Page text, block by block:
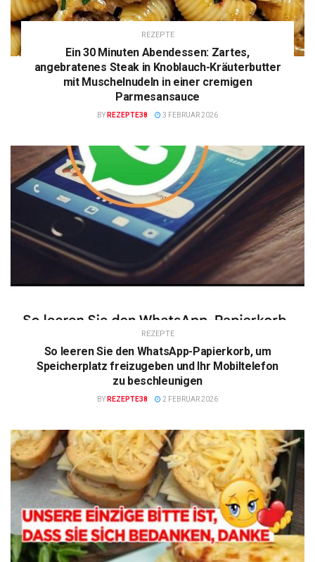
REZEPTE
Ein 30 Minuten Abendessen: Zartes,
angebratenes Steak in Knoblauch-Kräuterbutter
mit Muschelnudeln in einer cremigen
Parmesansauce
BY REZEPTE38 3 FEBRUAR 2026
REZEPTE
So leeren Sie den WhatsApp-Papierkorb, um
Speicherplatz freizugeben und Ihr Mobiltelefon
zu beschleunigen
BY REZEPTE38 2 FEBRUAR 2026